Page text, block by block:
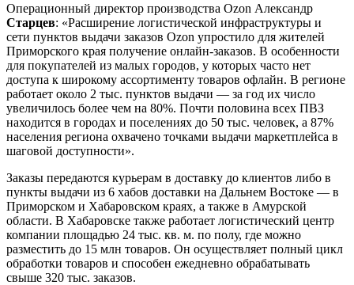
Операционный директор производства Ozon Александр
Старцев: «Расширение логистической инфраструктуры и
сети пунктов выдачи заказов Ozon упростило для жителей
Приморского края получение онлайн-заказов. В особенности
для покупателей из малых городов, у которых часто нет
доступа к широкому ассортименту товаров офлайн. В регионе
работает около 2 тыс. пунктов выдачи — за год их число
увеличилось более чем на 80%. Почти половина всех ПВЗ
находится в городах и поселениях до 50 тыс. человек, а 87%
населения региона охвачено точками выдачи маркетплейса в
шаговой доступности».
Заказы передаются курьерам в доставку до клиентов либо в
пункты выдачи из 6 хабов доставки на Дальнем Востоке — в
Приморском и Хабаровском краях, а также в Амурской
области. В Хабаровске также работает логистический центр
компании площадью 24 тыс. кв. м. по полу, где можно
разместить до 15 млн товаров. Он осуществляет полный цикл
обработки товаров и способен ежедневно обрабатывать
свыше 320 тыс. заказов.